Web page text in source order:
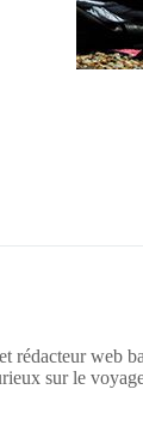
rédacteur web
sur le